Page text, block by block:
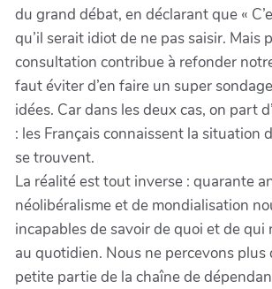
du grand débat, en déclarant que «
qu’il serait idiot de ne pas saisir. Mais
consultation contribue à refonder
faut éviter d’en faire un super
idées. Car dans les deux cas, on part
: les Français connaissent la situation
se trouvent.
La réalité est tout inverse : quarante
néolibéralisme et de mondialisation
incapables de savoir de quoi et de qui
au quotidien. Nous ne percevons plus
petite partie de la chaîne de